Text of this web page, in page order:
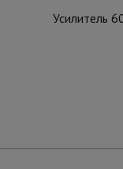
Усилитель